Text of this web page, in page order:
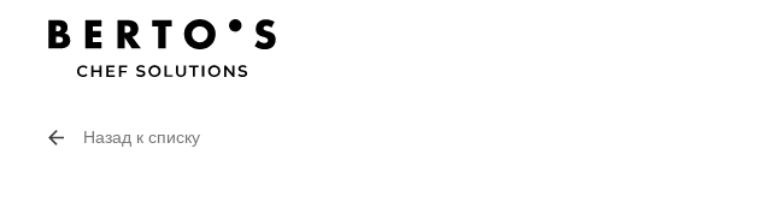
Назад к списку